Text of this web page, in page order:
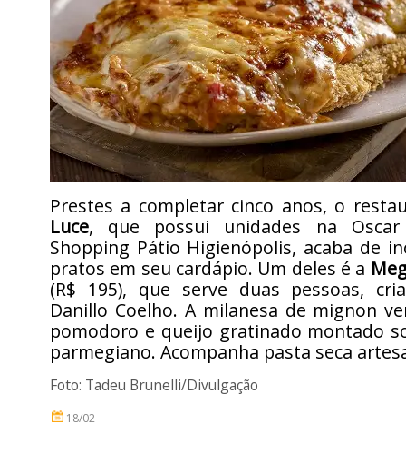
Prestes a completar cinco anos, o
Luce, que possui unidades na
Shopping Pátio Higienópolis, acaba de
pratos em seu cardápio. Um deles é a
(R$ 195), que serve duas pessoas,
Danillo Coelho. A milanesa de mignon
pomodoro e queijo gratinado montado
parmegiano. Acompanha pasta seca
Foto: Tadeu Brunelli/Divulgação
18/02